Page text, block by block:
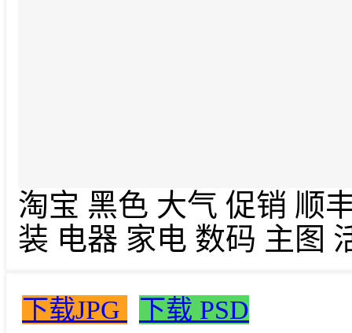
淘宝 黑色 大气 促销 顺
装 电器 家电 数码 主图
下载JPG 下载 PSD